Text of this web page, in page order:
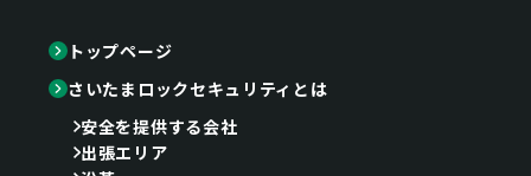
トップページ
さいたまロックセキュリティとは
安全を提供する会社
出張エリア